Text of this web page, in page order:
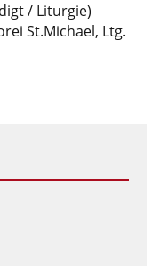
/ Liturgie)
St.Michael, Ltg.